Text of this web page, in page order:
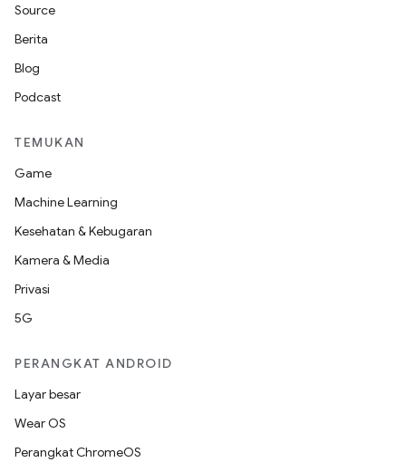
Source
Berita
Blog
Podcast
TEMUKAN
Game
Machine Learning
Kesehatan & Kebugaran
Kamera & Media
Privasi
5G
PERANGKAT ANDROID
Layar besar
Wear OS
Perangkat ChromeOS